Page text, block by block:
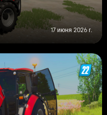
17 июня 2026 г.